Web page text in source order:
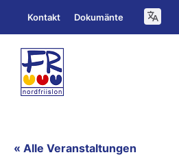
Inhalt
springen
Kontakt Dokumänte
« Alle Veranstaltungen